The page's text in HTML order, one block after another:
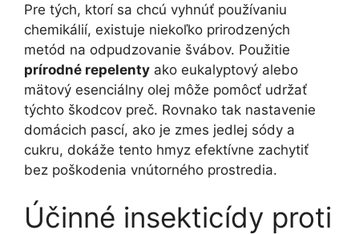
Pre tých, ktorí sa chcú vyhnúť používaniu
chemikálií, existuje niekoľko prirodzených
metód na odpudzovanie švábov. Použitie
prírodné repelenty ako eukalyptový alebo
mätový esenciálny olej môže pomôcť udržať
týchto škodcov preč. Rovnako tak nastavenie
domácich pascí, ako je zmes jedlej sódy a
cukru, dokáže tento hmyz efektívne zachytiť
bez poškodenia vnútorného prostredia.
Účinné insekticídy proti